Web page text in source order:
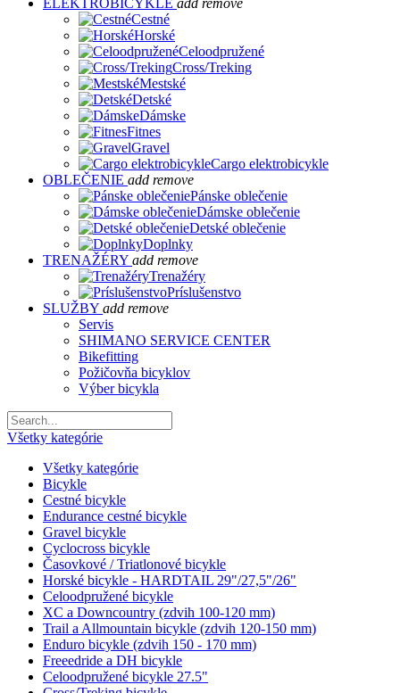
ELEKTROBICYKLE add remove
Cestné
Horské
Celoodpružené
Cross/Treking
Mestské
Detské
Dámske
Fitnes
Gravel
Cargo elektrobicykle
OBLEČENIE add remove
Pánske oblečenie
Dámske oblečenie
Detské oblečenie
Doplnky
TRENAŽÉRY add remove
Trenažéry
Príslušenstvo
SLUŽBY add remove
Servis
SHIMANO SERVICE CENTER
Bikefitting
Požičovňa bicyklov
Výber bicykla
Všetky kategórie
Všetky kategórie
Bicykle
Cestné bicykle
Endurance cestné bicykle
Gravel bicykle
Cyclocross bicykle
Časovkové / Triatlonové bicykle
Horské bicykle - HARDTAIL 29"/27,5"/26"
Celoodpružené bicykle
XC a Downcountry (zdvih 100-120 mm)
Trail a Allmountain bicykle (zdvih 120-150 mm)
Enduro bicykle (zdvih 150 - 170 mm)
Freeedride a DH bicykle
Celoodpružené bicykle 27.5"